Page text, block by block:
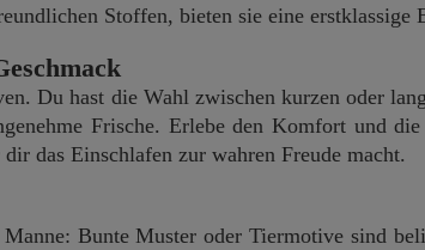
Stoffen, bieten sie eine erstklassige
Du hast die Wahl zwischen kurzen oder
Frische. Erlebe den Komfort und
das Einschlafen zur wahren Freude macht.
Bunte Muster oder Tiermotive sind